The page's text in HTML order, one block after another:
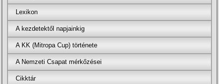
Lexikon
A kezdetektől napjainkig
A KK (Mitropa Cup) története
A Nemzeti Csapat mérkőzései
Cikktár